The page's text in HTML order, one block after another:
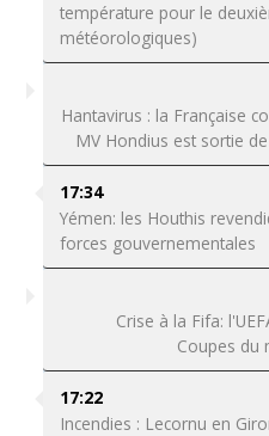
température pour le
météorologiques)
Hantavirus : la Française
MV Hondius est sortie
17:34
Yémen: les Houthis
forces gouvernementales
Crise à la Fifa:
Coupes du
17:22
Incendies : Lecornu en